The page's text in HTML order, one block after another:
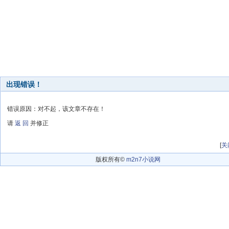
出现错误！
错误原因：对不起，该文章不存在！
请 返 回 并修正
[关
版权所有© m2n7小说网